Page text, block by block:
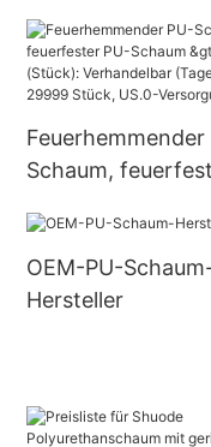
Feuerhemmender
Schaum,
Verhandelbar
6000-29999
Versorgung
OEM-PU-
Hersteller